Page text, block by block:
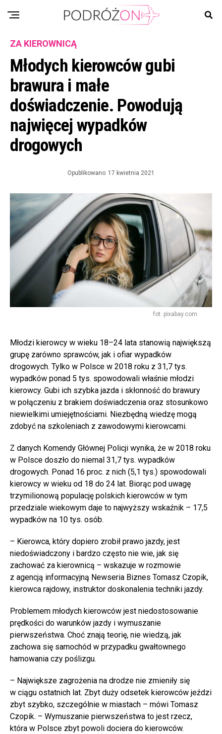
ZA KIEROWNICĄ
Młodych kierowców gubi
brawura i małe
doświadczenie. Powodują
najwięcej wypadków
drogowych
Opublikowano 17 kwietnia 2021
fot. pixabay.com
Młodzi kierowcy w wieku 18–24 lata stanowią największą
grupę zarówno sprawców, jak i ofiar wypadków
drogowych. Tylko w Polsce w 2018 roku z 31,7 tys.
wypadków ponad 5 tys. spowodowali właśnie młodzi
kierowcy. Gubi ich szybka jazda i skłonność do brawury
w połączeniu z brakiem doświadczenia oraz stosunkowo
niewielkimi umiejętnościami. Niezbędną wiedzę mogą
zdobyć na szkoleniach z zawodowymi kierowcami.
Z danych Komendy Głównej Policji wynika, że w 2018 roku
w Polsce doszło do niemal 31,7 tys. wypadków
drogowych. Ponad 16 proc. z nich (5,1 tys.) spowodowali
kierowcy w wieku od 18 do 24 lat. Biorąc pod uwagę
trzymilionową populację polskich kierowców w tym
przedziale wiekowym daje to najwyższy wskaźnik – 17,5
wypadków na 10 tys. osób.
– Kierowca, który dopiero zrobił prawo jazdy, jest
niedoświadczony i bardzo często nie wie, jak się
zachować za kierownicą – wskazuje w rozmowie
z agencją informacyjną Newseria Biznes Tomasz Czopik,
kierowca rajdowy, instruktor doskonalenia techniki jazdy.
Problemem młodych kierowców jest niedostosowanie
prędkości do warunków jazdy i wymuszanie
pierwszeństwa. Choć znają teorię, nie wiedzą, jak
zachowa się samochód w przypadku gwałtownego
hamowania czy poślizgu.
– Największe zagrożenia na drodze nie zmieniły się
w ciągu ostatnich lat. Zbyt duży odsetek kierowców jeździ
zbyt szybko, szczególnie w miastach – mówi Tomasz
Czopik. – Wymuszanie pierwszeństwa to jest rzecz,
która w Polsce zbyt powoli dociera do kierowców.